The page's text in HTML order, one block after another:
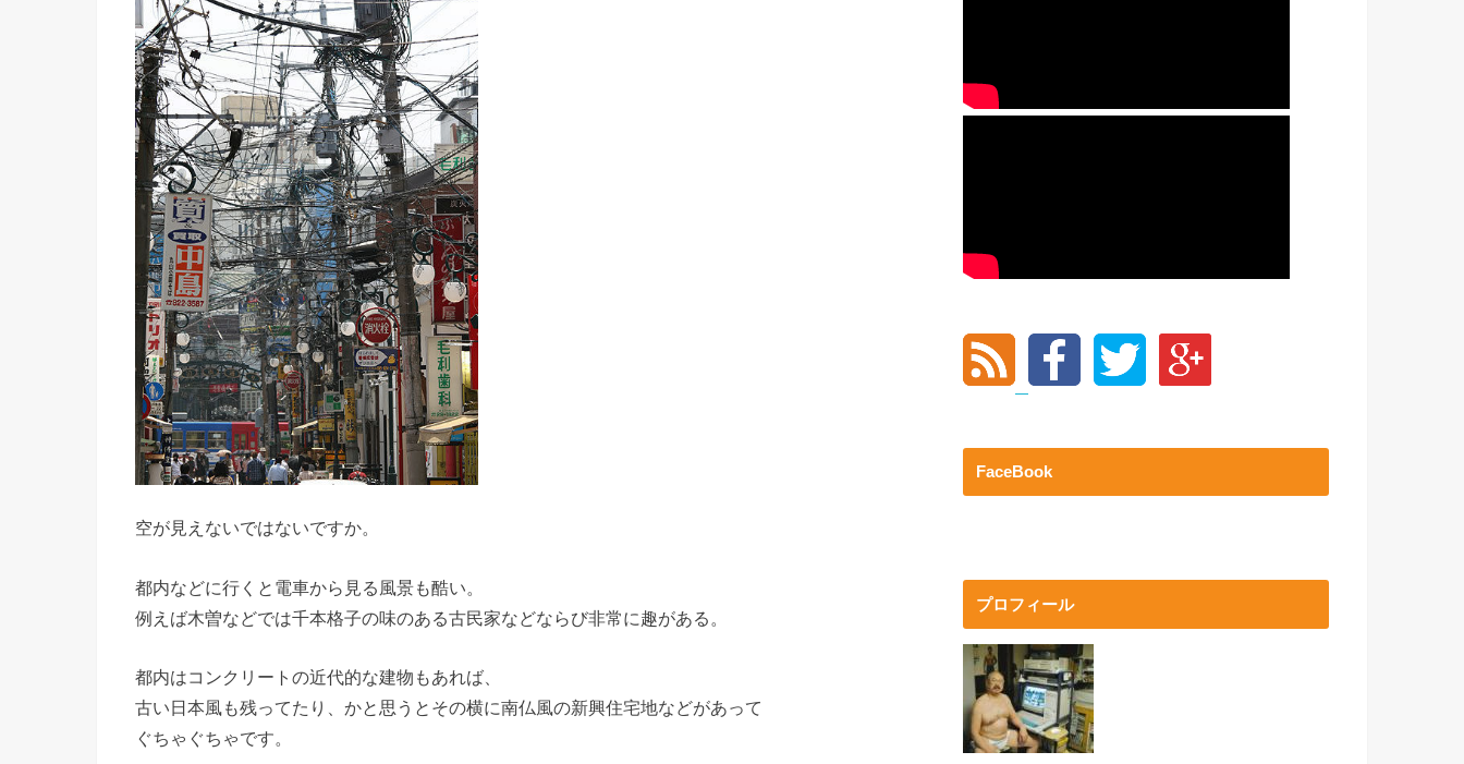
空が見えないではないですか。
都内などに行くと電車から見る風景も酷い。
例えば木曽などでは千本格子の味のある古民家などならび非常に趣がある。
都内はコンクリートの近代的な建物もあれば、
古い日本風も残ってたり、かと思うとその横に南仏風の新興住宅地などがあって
ぐちゃぐちゃです。
FaceBook
プロフィール